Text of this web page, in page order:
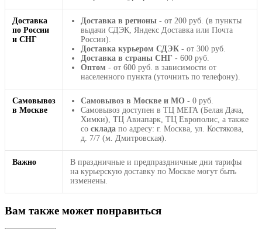
Доставка
по России
и СНГ
Доставка в регионы - от 200 руб. (в пункты
выдачи СДЭК, Яндекс Доставка или Почта
России).
Доставка курьером СДЭК - от 300 руб.
Доставка в страны СНГ - 600 руб.
Оптом - от 600 руб. в зависимости от
населенного пункта (уточнить по телефону).
Самовывоз
в Москве
Самовывоз в Москве и МО - 0 руб.
Самовывоз доступен в ТЦ МЕГА (Белая Дача,
Химки), ТЦ Авиапарк, ТЦ Европолис, а также
со склада по адресу: г. Москва, ул. Костякова,
д. 7/7 (м. Дмитровская).
Важно
В праздничные и предпраздничные дни тарифы
на курьерскую доставку по Москве могут быть
изменены.
Вам также может понравиться